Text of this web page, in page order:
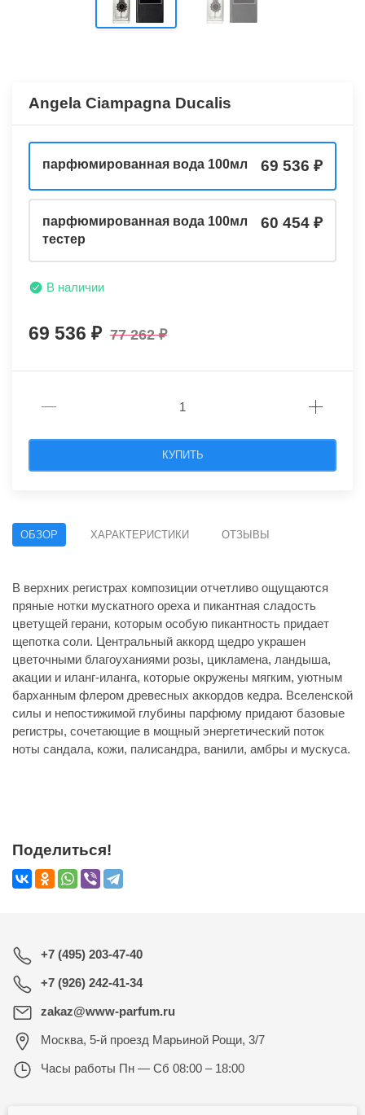
Angela Ciampagna Ducalis
парфюмированная вода 100мл 69 536
парфюмированная вода 100мл
тестер
60 454
В наличии
69 536 77 262
КУПИТЬ
ОБЗОР ХАРАКТЕРИСТИКИ ОТЗЫВЫ
В верхних регистрах композиции отчетливо ощущаются
пряные нотки мускатного ореха и пикантная сладость
цветущей герани, которым особую пикантность придает
щепотка соли. Центральный аккорд щедро украшен
цветочными благоуханиями розы, цикламена, ландыша,
акации и иланг-иланга, которые окружены мягким, уютным
барханным флером древесных аккордов кедра. Вселенской
силы и непостижимой глубины парфюму придают базовые
регистры, сочетающие в мощный энергетический поток
ноты сандала, кожи, палисандра, ванили, амбры и мускуса.
Поделиться!
+7 (495) 203-47-40
+7 (926) 242-41-34
zakaz@www-parfum.ru
Москва, 5-й проезд Марьиной Рощи, 3/7
Часы работы Пн — Сб 08:00 – 18:00